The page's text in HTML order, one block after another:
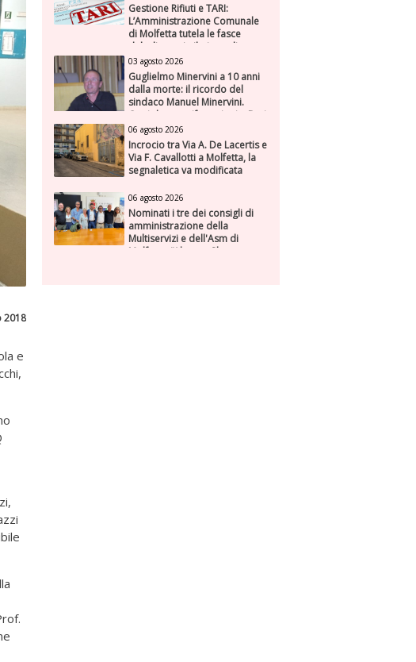
2018
e
Gestione Rifiuti e TARI:
L’Amministrazione Comunale
di Molfetta tutela le fasce
deboli e avvia il piano di
risanamento per ASM
03 agosto 2026
Guglielmo Minervini a 10 anni
dalla morte: il ricordo del
sindaco Manuel Minervini.
Oggi due manifestazioni a Bari
e Molfetta
06 agosto 2026
Incrocio tra Via A. De Lacertis e
Via F. Cavallotti a Molfetta, la
segnaletica va modificata
06 agosto 2026
Nominati i tre dei consigli di
amministrazione della
Multiservizi e dell'Asm di
Molfetta. “Alto profilo e